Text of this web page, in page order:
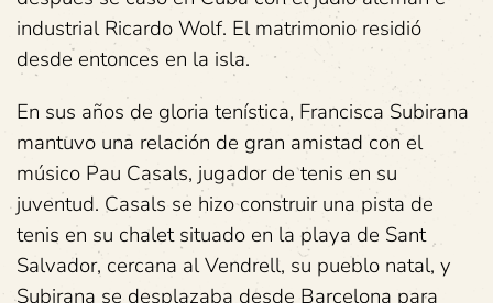
industrial Ricardo Wolf. El matrimonio residió
desde entonces en la isla.
En sus años de gloria tenística, Francisca Subirana
mantuvo una relación de gran amistad con el
músico Pau Casals, jugador de tenis en su
juventud. Casals se hizo construir una pista de
tenis en su chalet situado en la playa de Sant
Salvador, cercana al Vendrell, su pueblo natal, y
Subirana se desplazaba desde Barcelona para